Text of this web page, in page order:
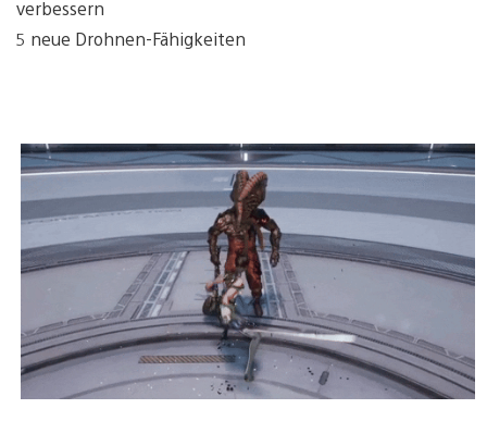
verbessern
5 neue Drohnen-Fähigkeiten